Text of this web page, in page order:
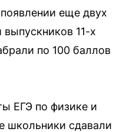
еще двух
11-х
по 100 баллов
ЕГЭ по физике и
школьники сдавали